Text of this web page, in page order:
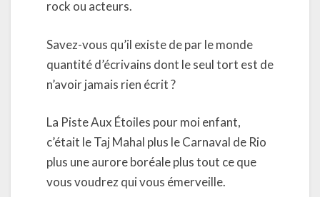
rock ou acteurs.
Savez-vous qu’il existe de par le monde
quantité d’écrivains dont le seul tort est de
n’avoir jamais rien écrit ?
La Piste Aux Étoiles pour moi enfant,
c’était le Taj Mahal plus le Carnaval de Rio
plus une aurore boréale plus tout ce que
vous voudrez qui vous émerveille.